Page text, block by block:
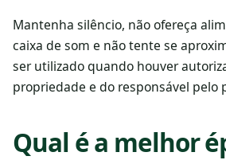
Mantenha silêncio, não ofereça
caixa de som e não tente se
ser utilizado quando houver
propriedade e do responsável pelo
Qual é a melhor